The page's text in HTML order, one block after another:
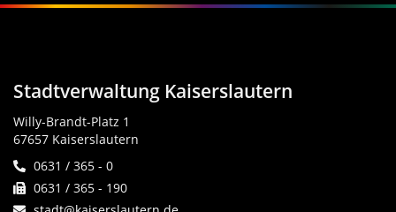
Stadtverwaltung Kaiserslautern
Willy-Brandt-Platz 1
67657 Kaiserslautern
0631 / 365 - 0
0631 / 365 - 190